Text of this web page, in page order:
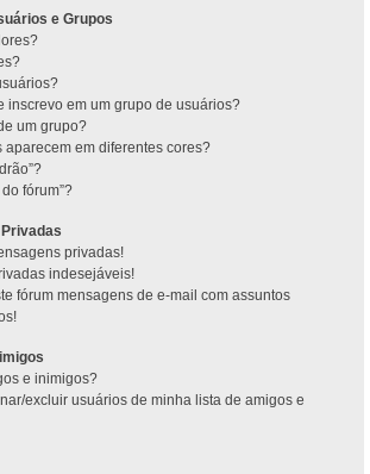
e Grupos
inscrevo em um grupo de usuários?
um grupo?
aparecem em diferentes cores?
fórum”?
privadas!
indesejáveis!
fórum mensagens de e-mail com assuntos
e inimigos?
excluir usuários de minha lista de amigos e